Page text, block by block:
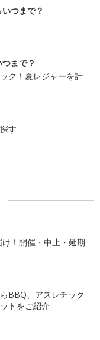
つまで？
まで？
ク！夏レジャーを計
す
！開催・中止・延期
BBQ、アスレチック
トをご紹介